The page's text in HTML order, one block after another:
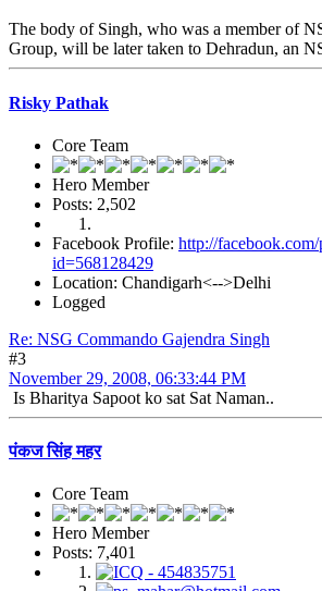
The body of Singh, who was a member of
Group, will be later taken to Dehradun, an
Risky Pathak
Core Team
Hero Member
Posts: 2,502
Facebook Profile: http://
id=568128429
Location: Chandigarh<-->Delhi
Logged
Re: NSG Commando Gajendra Singh
#3
November 29, 2008, 06:33:44 PM
Is Bharitya Sapoot ko sat Sat Naman..
पंकज सिंह महर
Core Team
Hero Member
Posts: 7,401